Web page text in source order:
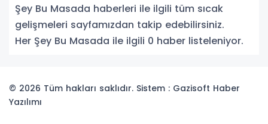
Şey Bu Masada haberleri ile ilgili tüm sıcak
gelişmeleri sayfamızdan takip edebilirsiniz.
Her Şey Bu Masada ile ilgili 0 haber listeleniyor.
© 2026 Tüm hakları saklıdır. Sistem : Gazisoft Haber
Yazılımı